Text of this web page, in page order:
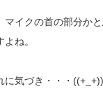
イクの首の部分か
ね。
に気づき・・・